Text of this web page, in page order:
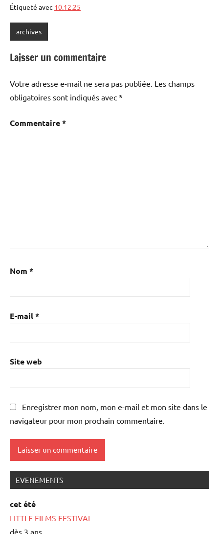
Étiqueté avec 10.12.25
archives
Laisser un commentaire
Votre adresse e-mail ne sera pas publiée. Les champs
obligatoires sont indiqués avec *
Commentaire*
Nom *
E-mail*
Site web
Enregistrer mon nom, mon e-mail et mon site dans le
navigateur pour mon prochain commentaire.
EVENEMENTS
cet été
LITTLE FILMS FESTIVAL
dès 3 ans